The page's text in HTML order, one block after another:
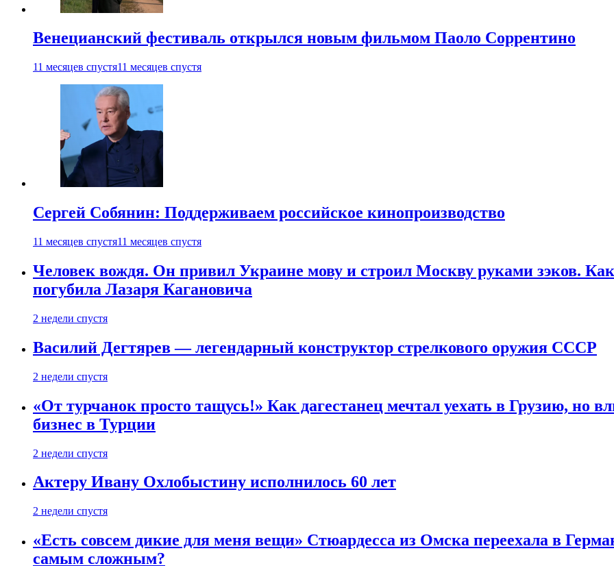
Венецианский фестиваль открылся новым фильмом Паоло Соррентино
11 месяцев спустя11 месяцев спустя
Сергей Собянин: Поддерживаем российское кинопроизводство
11 месяцев спустя11 месяцев спустя
Человек вождя. Он привил Украине мову и строил Москву руками зэков.
погубила Лазаря Кагановича
2 недели спустя
Василий Дегтярев — легендарный конструктор стрелкового оружия СССР
2 недели спустя
«От турчанок просто тащусь!» Как дагестанец мечтал уехать в Грузию, но
бизнес в Турции
2 недели спустя
Актеру Ивану Охлобыстину исполнилось 60 лет
2 недели спустя
«Есть совсем дикие для меня вещи» Стюардесса из Омска переехала в
самым сложным?